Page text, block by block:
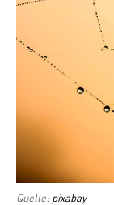
Quelle: pixabay